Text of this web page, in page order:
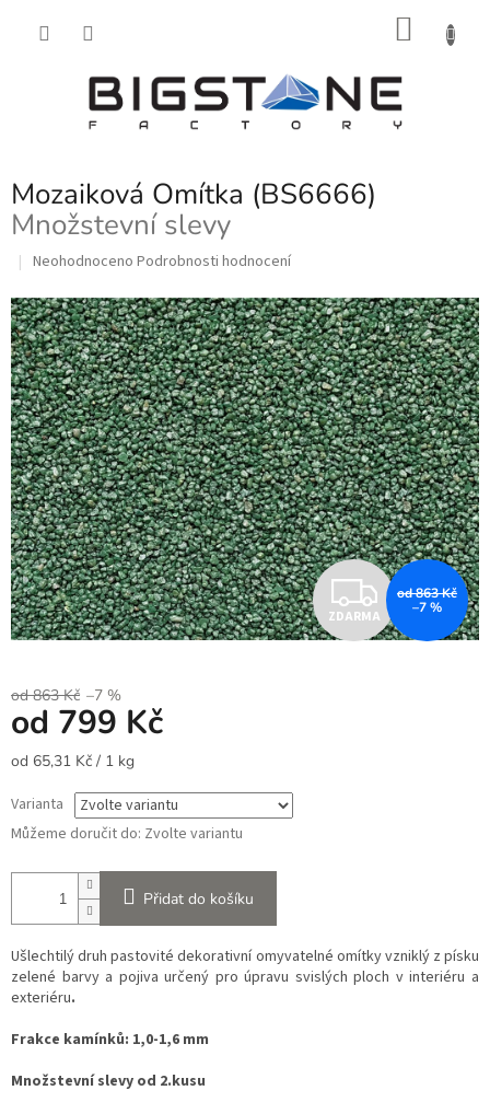
Mozaiková Omítka (BS6666)
Množstevní slevy
Průměrné
produktu
je
0,0
z
5
hvězdiček.
Neohodnoceno Podrobnosti hodnocení
Z
D
ZDARMA
od 863 Kč
–7 %
od 863 Kč –7 %
od 799 Kč
Měrná
od 65,31 Kč / 1 kg
Varianta
Můžeme doručit do: Zvolte variantu
Přidat do košíku
Ušlechtilý druh pastovité dekorativní omyvatelné omítky vzniklý z písku
zelené barvy a pojiva určený pro úpravu svislých ploch v interiéru a
exteriéru.
Frakce kamínků: 1,0-1,6 mm
Množstevní slevy od 2.kusu